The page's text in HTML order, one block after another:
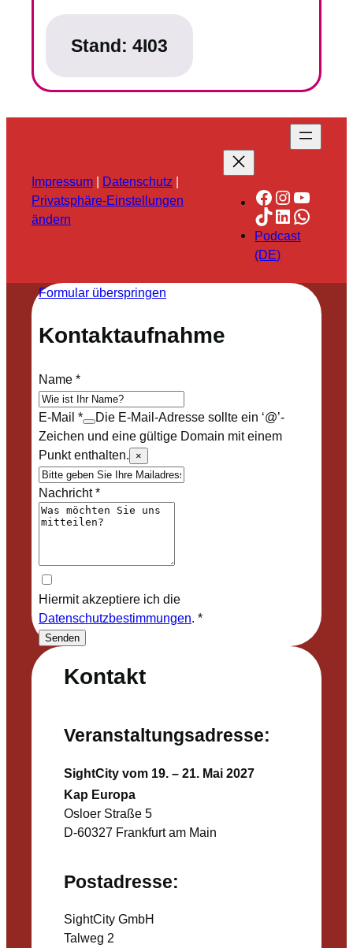
Stand: 4I03
Impressum | Datenschutz |
Privatsphäre-Einstellungen
ändern
Facebook
TikTok
LinkedIn
Podcast
(DE)
Kontakt
Veranstaltungsadresse:
SightCity vom 19. – 21. Mai 2027
Kap Europa
Osloer Straße 5
D-60327 Frankfurt am Main
Postadresse:
SightCity GmbH
Talweg 2
Formular überspringen
Kontaktaufnahme
Name*
E-Mail *
Die E-Mail-Adresse sollte ein ‘@’-
Zeichen und eine gültige Domain mit einem
Punkt enthalten.
×
Nachricht*
Hiermit akzeptiere ich die
Datenschutzbestimmungen. *
Senden